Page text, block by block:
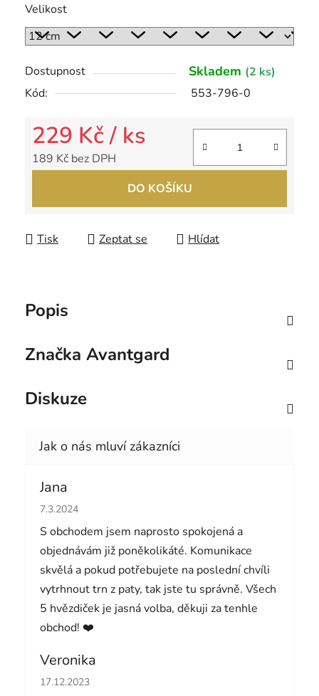
Velikost
Dostupnost Skladem (2 ks)
Kód:
553-796-0
229 Kč/ ks
189 Kč bez DPH
DO KOŠÍKU
Tisk Zeptat se Hlídat
Popis
Značka Avantgard
Diskuze
Jana
Hodnocení obchodu je 5 z 5 hvězdiček.
7.3.2024
S obchodem jsem naprosto spokojená a
objednávám již poněkolikáté. Komunikace
skvělá a pokud potřebujete na poslední chvíli
vytrhnout trn z paty, tak jste tu správně. Všech
5 hvězdiček je jasná volba, děkuji za tenhle
obchod! ❤️
Veronika
Hodnocení obchodu je 5 z 5 hvězdiček.
17.12.2023